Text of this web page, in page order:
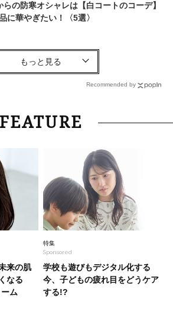
らの防寒オシャレは【白コートのコーデ】
に華やぎたい！〈5選〉
ルティエ】人気は金→白へシフト中！40代
よく馴染む「ホワイトゴールド」の名品
2026.5.23
ドパンツ派40代、今夏の主役は【大人レー
これさえあれば！40代は【淡色ワンピ】
しげ＆上品見え〈3選〉
ャツ苦手」を克服！【大野真理子さん×佐
子さん】”40代コンサバ派”の盛れセット
Recommended by
FEATURE
来の肌
なる
ーム
特集
Sponsored
学校も遊びもデジタル化する
今、子どもの疲れ目をどうケア
する!?